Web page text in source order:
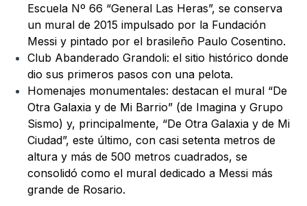
Escuela Nº 66 “General Las Heras”, se conserva
un mural de 2015 impulsado por la Fundación
Messi y pintado por el brasileño Paulo Cosentino.
Club Abanderado Grandoli: el sitio histórico donde
dio sus primeros pasos con una pelota.
Homenajes monumentales: destacan el mural “De
Otra Galaxia y de Mi Barrio” (de Imagina y Grupo
Sismo) y, principalmente, “De Otra Galaxia y de Mi
Ciudad”, este último, con casi setenta metros de
altura y más de 500 metros cuadrados, se
consolidó como el mural dedicado a Messi más
grande de Rosario.